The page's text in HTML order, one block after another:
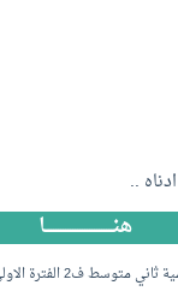
..
هنــــــــــــــــــــــــــــا
متوسط ف2 الفترة الاولى